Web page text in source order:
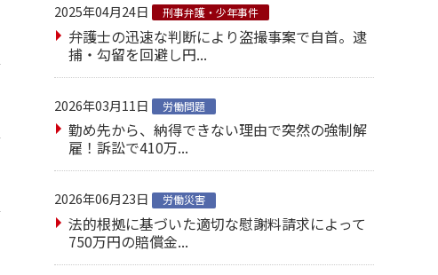
2025年04月24日 刑事弁護・少年事件
弁護士の迅速な判断により盗撮事案で自首。逮
捕・勾留を回避し円...
2026年03月11日 労働問題
勤め先から、納得できない理由で突然の強制解
雇！訴訟で410万...
2026年06月23日 労働災害
法的根拠に基づいた適切な慰謝料請求によって
750万円の賠償金...